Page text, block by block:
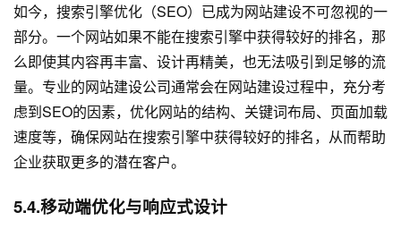
如今，搜索引擎优化（SEO）已成为网站建设不可忽视的一
部分。一个网站如果不能在搜索引擎中获得较好的排名，那
么即使其内容再丰富、设计再精美，也无法吸引到足够的流
量。专业的网站建设公司通常会在网站建设过程中，充分考
虑到SEO的因素，优化网站的结构、关键词布局、页面加载
速度等，确保网站在搜索引擎中获得较好的排名，从而帮助
企业获取更多的潜在客户。
5.4.移动端优化与响应式设计